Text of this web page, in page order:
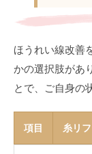
ほうれい線改善
かの選択肢があ
とで、ご自身の
項目 糸リ